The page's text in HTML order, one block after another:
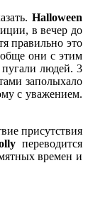
Halloween
в вечер до
правильно это
они с этим
пугали людей. 3
заполыхало
с уважением.
присутствия
переводится
времен и